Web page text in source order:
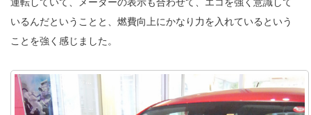
いるんだということと、燃費向上にかなり力を入れているという
ことを強く感じました。